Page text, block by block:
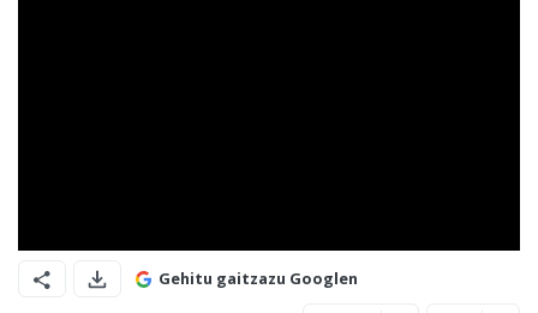
Gehitu gaitzazu Googlen